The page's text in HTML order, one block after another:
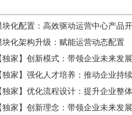
块化配置：高效驱动运营中心产品
块化架构升级：赋能运营动态配置
独家】创新模式：带领企业未来发
独家】强化人才培养：推动企业持
独家】优化流程设计：提升企业整
独家】创新理念：带领企业未来发